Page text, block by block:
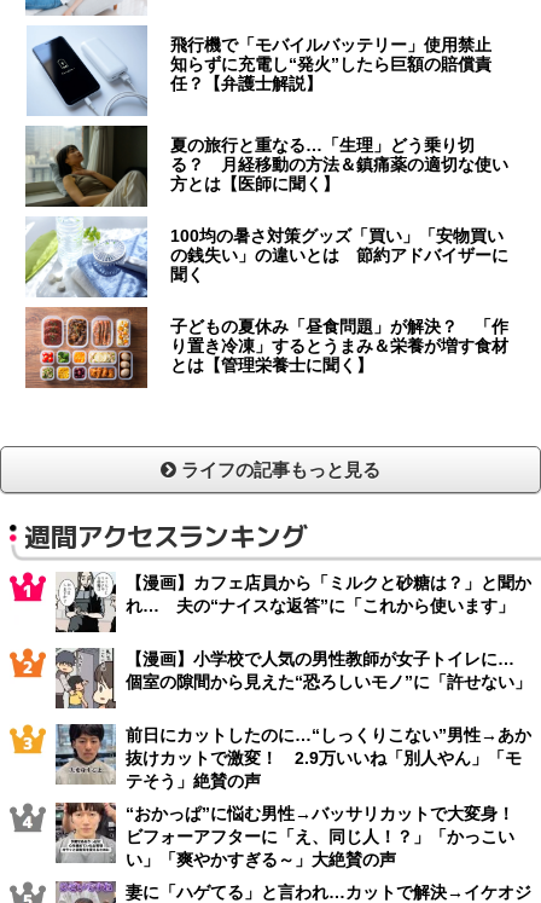
飛行機で「モバイルバッテリー」使用禁止
知らずに充電し“発火”したら巨額の賠償責
任？【弁護士解説】
夏の旅行と重なる…「生理」どう乗り切
る？ 月経移動の方法＆鎮痛薬の適切な使い
方とは【医師に聞く】
100均の暑さ対策グッズ「買い」「安物買い
の銭失い」の違いとは 節約アドバイザーに
聞く
子どもの夏休み「昼食問題」が解決？ 「作
り置き冷凍」するとうまみ＆栄養が増す食材
とは【管理栄養士に聞く】
ライフの記事もっと見る
週間アクセスランキング
【漫画】カフェ店員から「ミルクと砂糖は？」と聞か
れ… 夫の“ナイスな返答”に「これから使います」
【漫画】小学校で人気の男性教師が女子トイレに…
個室の隙間から見えた“恐ろしいモノ”に「許せない」
前日にカットしたのに…“しっくりこない”男性→あか
抜けカットで激変！ 2.9万いいね「別人やん」「モ
テそう」絶賛の声
“おかっぱ”に悩む男性→バッサリカットで大変身！
ビフォーアフターに「え、同じ人！？」「かっこい
い」「爽やかすぎる～」大絶賛の声
妻に「ハゲてる」と言われ…カットで解決→イケオジ